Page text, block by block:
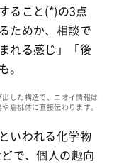
ること(*)の3点
ためか、相談で
れる感じ」「後
。
した構造で、ニオイ情報は
扁桃体に直接伝わります。
いわれる化学物
で、個人の趣向